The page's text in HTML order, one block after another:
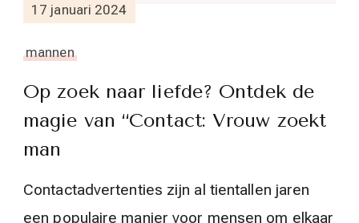
17 januari 2024
mannen
Op zoek naar liefde? Ontdek de
magie van “Contact: Vrouw zoekt
man
Contactadvertenties zijn al tientallen jaren
een populaire manier voor mensen om elkaar